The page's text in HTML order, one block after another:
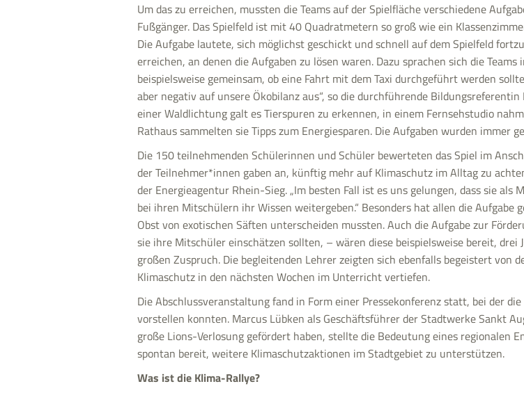
Um das zu erreichen, mussten die Teams auf der Spielfläche verschiedene
Fußgänger. Das Spielfeld ist mit 40 Quadratmetern so groß wie ein
Die Aufgabe lautete, sich möglichst geschickt und schnell auf dem Spielfeld
erreichen, an denen die Aufgaben zu lösen waren. Dazu sprachen sich die
beispielsweise gemeinsam, ob eine Fahrt mit dem Taxi durchgeführt werden
aber negativ auf unsere Ökobilanz aus“, so die durchführende Bildungsreferentin
einer Waldlichtung galt es Tierspuren zu erkennen, in einem Fernsehstudio
Rathaus sammelten sie Tipps zum Energiesparen. Die Aufgaben wurden immer
Die 150 teilnehmenden Schülerinnen und Schüler bewerteten das Spiel im
der Teilnehmer*innen gaben an, künftig mehr auf Klimaschutz im Alltag zu
der Energieagentur Rhein-Sieg. „Im besten Fall ist es uns gelungen, dass sie
bei ihren Mitschülern ihr Wissen weitergeben.“ Besonders hat allen die Aufgabe
Obst von exotischen Säften unterscheiden mussten. Auch die Aufgabe zur
sie ihre Mitschüler einschätzen sollten, – wären diese beispielsweise bereit,
großen Zuspruch. Die begleitenden Lehrer zeigten sich ebenfalls begeistert von
Klimaschutz in den nächsten Wochen im Unterricht vertiefen.
Die Abschlussveranstaltung fand in Form einer Pressekonferenz statt, bei der
vorstellen konnten. Marcus Lübken als Geschäftsführer der Stadtwerke Sankt
große Lions-Verlosung gefördert haben, stellte die Bedeutung eines regionalen
spontan bereit, weitere Klimaschutzaktionen im Stadtgebiet zu unterstützen.
Was ist die Klima-Rallye?